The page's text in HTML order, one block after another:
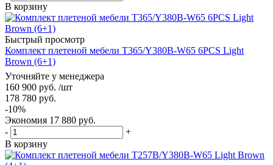
В корзину
Быстрый просмотр
Комплект плетеной мебели T365/Y380B-W65 6PCS Light
Brown (6+1)
Уточняйте у менеджера
160 900 руб. /шт
178 780 руб.
-10%
Экономия 17 880 руб.
-
+
В корзину